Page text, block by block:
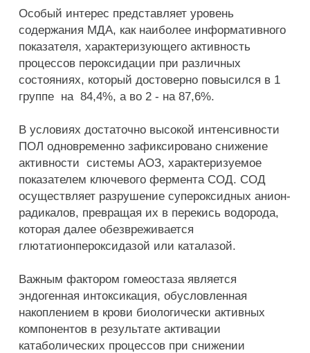
Особый интерес представляет уровень
содержания МДА, как наиболее информативного
показателя, характеризующего активность
процессов пероксидации при различных
состояниях, который достоверно повысился в 1
группе на 84,4%, а во 2 - на 87,6%.
В условиях достаточно высокой интенсивности
ПОЛ одновременно зафиксировано снижение
активности системы АОЗ, характеризуемое
показателем ключевого фермента СОД. СОД
осуществляет разрушение супероксидных анион-
радикалов, превращая их в перекись водорода,
которая далее обезвреживается
глютатионпероксидазой или каталазой.
Важным фактором гомеостаза является
эндогенная интоксикация, обусловленная
накоплением в крови биологически активных
компонентов в результате активации
катаболических процессов при снижении